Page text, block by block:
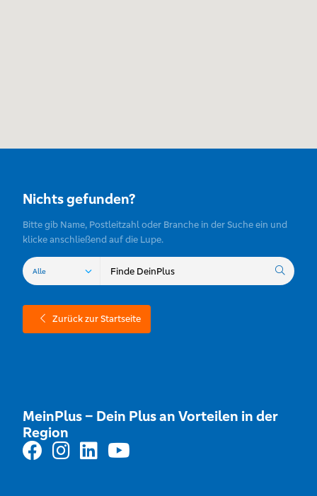
Nichts gefunden?
Bitte gib Name, Postleitzahl oder Branche in der Suche ein und
klicke anschließend auf die Lupe.
Zurück zur Startseite
MeinPlus – Dein Plus an Vorteilen in der
Region